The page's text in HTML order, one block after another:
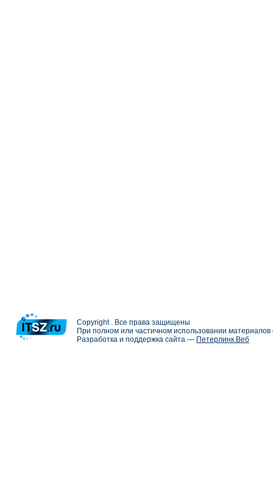
Copyright . Все права защищены
При полном или частичном использовании
Разработка и поддержка сайта — Петерлинк Веб